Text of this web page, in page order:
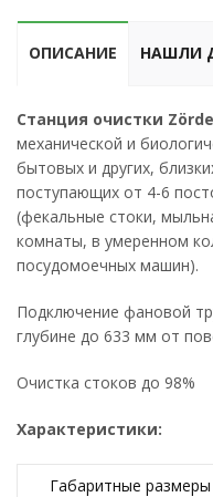
ОПИСАНИЕ НАШЛИ
Станция очистки
механической и
бытовых и других,
поступающих от 4-6
(фекальные стоки,
комнаты, в умеренном
посудомоечных машин).
Подключение фановой
глубине до 633 мм от
Очистка стоков до 98%
Характеристики:
Габаритные размеры